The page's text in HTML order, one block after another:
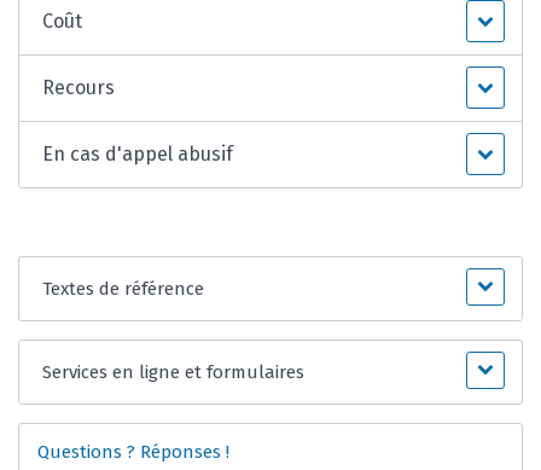
Coût
Recours
En cas d'appel abusif
Textes de référence
Services en ligne et formulaires
Questions ? Réponses !